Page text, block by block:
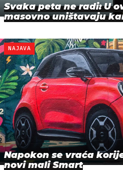
Svaka peta ne radi: U
masovno uništavaju
NAJAVA
Napokon se vraća
novi mali Smart